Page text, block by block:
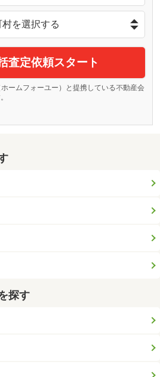
査定依頼スタート
ームフォーユー）と提携している不動産会
探す